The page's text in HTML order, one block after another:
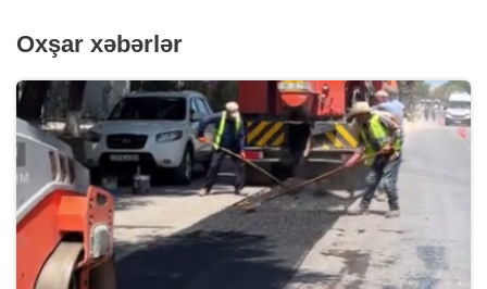
Oxşar xəbərlər